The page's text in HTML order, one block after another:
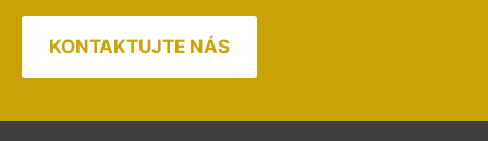
KONTAKTUJTE NÁS